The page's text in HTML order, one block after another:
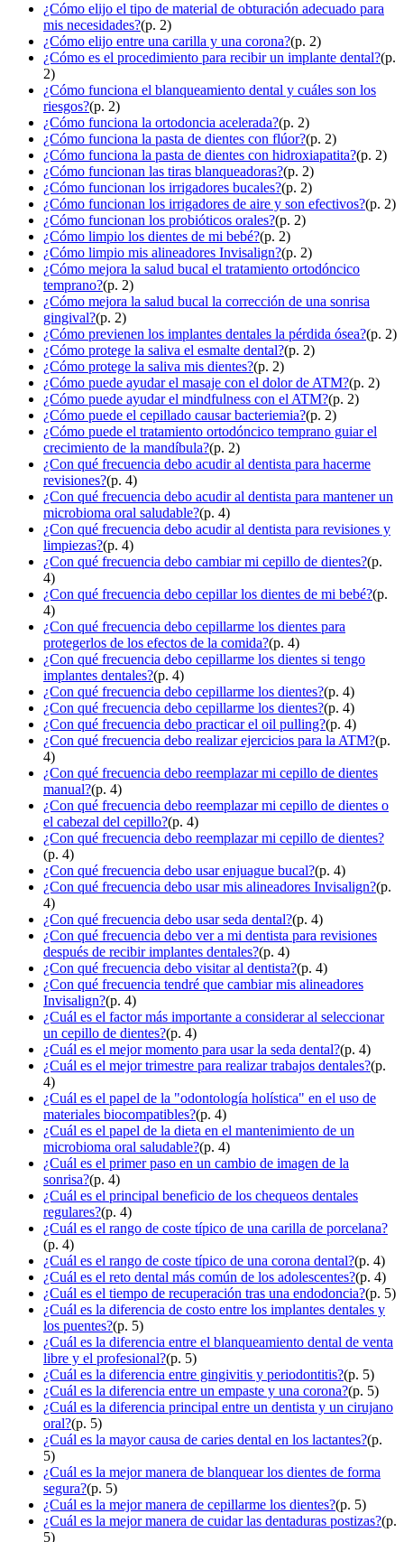
¿Cómo elijo el tipo de material de obturación adecuado para
mis necesidades?(p. 2)
¿Cómo elijo entre una carilla y una corona?(p. 2)
¿Cómo es el procedimiento para recibir un implante dental?(p.
2)
¿Cómo funciona el blanqueamiento dental y cuáles son los
riesgos?(p. 2)
¿Cómo funciona la ortodoncia acelerada?(p. 2)
¿Cómo funciona la pasta de dientes con flúor?(p. 2)
¿Cómo funciona la pasta de dientes con hidroxiapatita?(p. 2)
¿Cómo funcionan las tiras blanqueadoras?(p. 2)
¿Cómo funcionan los irrigadores bucales?(p. 2)
¿Cómo funcionan los irrigadores de aire y son efectivos?(p. 2)
¿Cómo funcionan los probióticos orales?(p. 2)
¿Cómo limpio los dientes de mi bebé?(p. 2)
¿Cómo limpio mis alineadores Invisalign?(p. 2)
¿Cómo mejora la salud bucal el tratamiento ortodóncico
temprano?(p. 2)
¿Cómo mejora la salud bucal la corrección de una sonrisa
gingival?(p. 2)
¿Cómo previenen los implantes dentales la pérdida ósea?(p. 2)
¿Cómo protege la saliva el esmalte dental?(p. 2)
¿Cómo protege la saliva mis dientes?(p. 2)
¿Cómo puede ayudar el masaje con el dolor de ATM?(p. 2)
¿Cómo puede ayudar el mindfulness con el ATM?(p. 2)
¿Cómo puede el cepillado causar bacteriemia?(p. 2)
¿Cómo puede el tratamiento ortodóncico temprano guiar el
crecimiento de la mandíbula?(p. 2)
¿Con qué frecuencia debo acudir al dentista para hacerme
revisiones?(p. 4)
¿Con qué frecuencia debo acudir al dentista para mantener un
microbioma oral saludable?(p. 4)
¿Con qué frecuencia debo acudir al dentista para revisiones y
limpiezas?(p. 4)
¿Con qué frecuencia debo cambiar mi cepillo de dientes?(p.
4)
¿Con qué frecuencia debo cepillar los dientes de mi bebé?(p.
4)
¿Con qué frecuencia debo cepillarme los dientes para
protegerlos de los efectos de la comida?(p. 4)
¿Con qué frecuencia debo cepillarme los dientes si tengo
implantes dentales?(p. 4)
¿Con qué frecuencia debo cepillarme los dientes?(p. 4)
¿Con qué frecuencia debo cepillarme los dientes?(p. 4)
¿Con qué frecuencia debo practicar el oil pulling?(p. 4)
¿Con qué frecuencia debo realizar ejercicios para la ATM?(p.
4)
¿Con qué frecuencia debo reemplazar mi cepillo de dientes
manual?(p. 4)
¿Con qué frecuencia debo reemplazar mi cepillo de dientes o
el cabezal del cepillo?(p. 4)
¿Con qué frecuencia debo reemplazar mi cepillo de dientes?
(p. 4)
¿Con qué frecuencia debo usar enjuague bucal?(p. 4)
¿Con qué frecuencia debo usar mis alineadores Invisalign?(p.
4)
¿Con qué frecuencia debo usar seda dental?(p. 4)
¿Con qué frecuencia debo ver a mi dentista para revisiones
después de recibir implantes dentales?(p. 4)
¿Con qué frecuencia debo visitar al dentista?(p. 4)
¿Con qué frecuencia tendré que cambiar mis alineadores
Invisalign?(p. 4)
¿Cuál es el factor más importante a considerar al seleccionar
un cepillo de dientes?(p. 4)
¿Cuál es el mejor momento para usar la seda dental?(p. 4)
¿Cuál es el mejor trimestre para realizar trabajos dentales?(p.
4)
¿Cuál es el papel de la "odontología holística" en el uso de
materiales biocompatibles?(p. 4)
¿Cuál es el papel de la dieta en el mantenimiento de un
microbioma oral saludable?(p. 4)
¿Cuál es el primer paso en un cambio de imagen de la
sonrisa?(p. 4)
¿Cuál es el principal beneficio de los chequeos dentales
regulares?(p. 4)
¿Cuál es el rango de coste típico de una carilla de porcelana?
(p. 4)
¿Cuál es el rango de coste típico de una corona dental?(p. 4)
¿Cuál es el reto dental más común de los adolescentes?(p. 4)
¿Cuál es el tiempo de recuperación tras una endodoncia?(p. 5)
¿Cuál es la diferencia de costo entre los implantes dentales y
los puentes?(p. 5)
¿Cuál es la diferencia entre el blanqueamiento dental de venta
libre y el profesional?(p. 5)
¿Cuál es la diferencia entre gingivitis y periodontitis?(p. 5)
¿Cuál es la diferencia entre un empaste y una corona?(p. 5)
¿Cuál es la diferencia principal entre un dentista y un cirujano
oral?(p. 5)
¿Cuál es la mayor causa de caries dental en los lactantes?(p.
5)
¿Cuál es la mejor manera de blanquear los dientes de forma
segura?(p. 5)
¿Cuál es la mejor manera de cepillarme los dientes?(p. 5)
¿Cuál es la mejor manera de cuidar las dentaduras postizas?(p.
5)